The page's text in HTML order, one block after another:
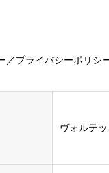
／プライバシーポリシ
ヴォルテ